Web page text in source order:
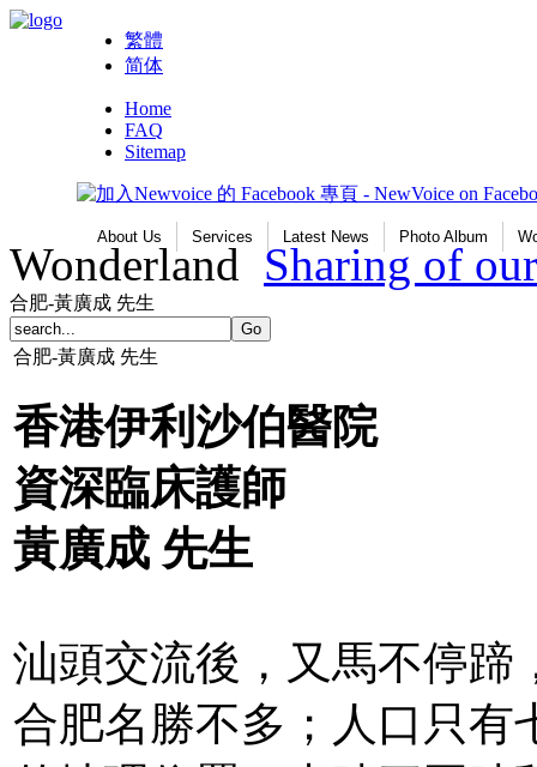
繁體
简体
Home
FAQ
Sitemap
About Us Services Latest News Photo Album
Wonderland Sharing of
合肥-黃廣成 先生
合肥-黃廣成 先生
香港伊利沙伯醫院
資深臨床護師
黃廣成 先生
汕頭交流後，又馬不停蹄
合肥名勝不多；人口只有